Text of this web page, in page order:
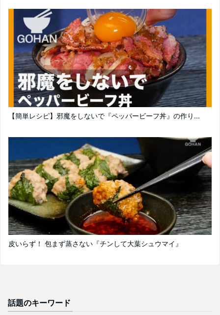
【簡単レシピ】邪魔をしないで『ペッパービーフ丼』の作り...
皮いらず！ 包まず蒸さない『チンして大葉シュウマイ』
話題のキーワード